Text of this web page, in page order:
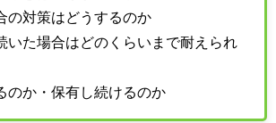
の対策はどうするのか
いた場合はどのくらいまで耐えられ
のか・保有し続けるのか